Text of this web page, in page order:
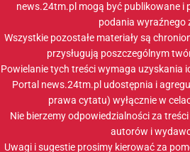
news.24tm.pl mogą być publikowane i
podania wyraźnego
Wszystkie pozostałe materiały są
przysługują poszczególnym
Powielanie tych treści wymaga uzyskania
Portal news.24tm.pl udostępnia i
prawa cytatu) wyłącznie w
Nie bierzemy odpowiedzialności za
autorów i
Uwagi i sugestie prosimy kierować za